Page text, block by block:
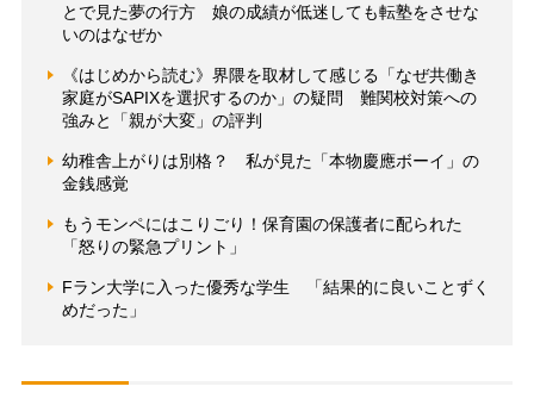
とで見た夢の行方 娘の成績が低迷しても転塾をさせな
いのはなぜか
《はじめから読む》界隈を取材して感じる「なぜ共働き
家庭がSAPIXを選択するのか」の疑問 難関校対策への
強みと「親が大変」の評判
幼稚舎上がりは別格？ 私が見た「本物慶應ボーイ」の
金銭感覚
もうモンペにはこりごり！保育園の保護者に配られた
「怒りの緊急プリント」
Fラン大学に入った優秀な学生 「結果的に良いことずく
めだった」